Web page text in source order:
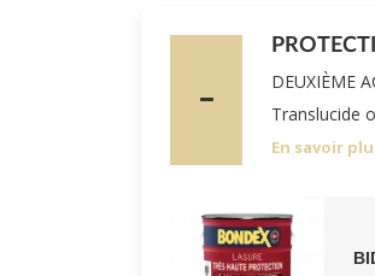
DEUXIÈME
Translucide
En savoir